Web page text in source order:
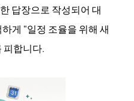
답장으로 작성되어 대
게 "일정 조율을 위해 새
피합니다.